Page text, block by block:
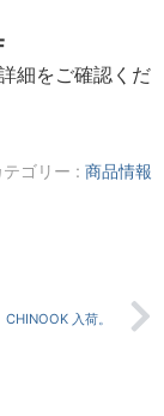
細をご確認くだ
テゴリー : 商品情報
CHINOOK 入荷。